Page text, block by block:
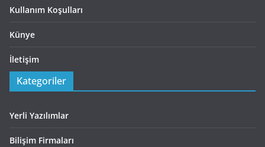
Kullanım Koşulları
Künye
İletişim
Kategoriler
Yerli Yazılımlar
Bilişim Firmaları